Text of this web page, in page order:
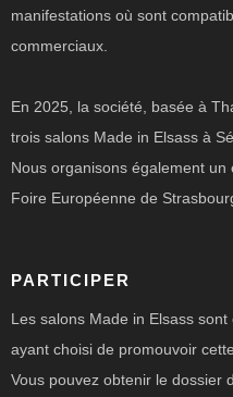
manifestations où sont
commerciaux.
En 2025, la société, basée à
trois salons Made in Elsass à
Nous organisons également
Foire Européenne de
PARTICIPER
Les salons Made in Elsass
ayant choisi de promouvoir
Vous pouvez obtenir le dossier